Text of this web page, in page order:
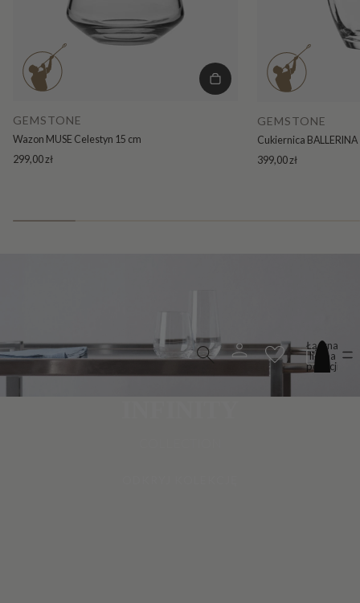
Łączna
liczba
pozycji
w
GEMSTONE
Wazon MUSE Celestyn 15 cm
299,00 zł
GEMSTONE
Cukiernica BALLERINA
399,00 zł